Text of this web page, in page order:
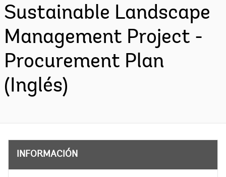
Sustainable Landscape
Management Project -
Procurement Plan
(Inglés)
INFORMACIÓN